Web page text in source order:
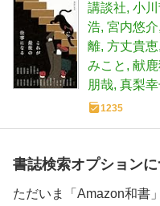
講談社 小
浩 宮内悠介
離 方丈貴恵
みこと
献
朋哉 真梨
1235
書誌検索オプション
ただいま「Amazon和書